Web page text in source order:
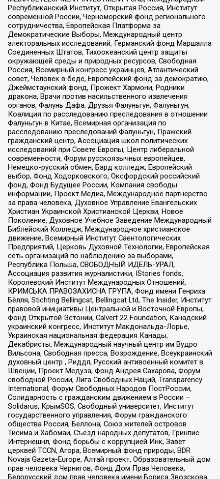
Республиканский Институт, Открытая Россия, Институт
современной России, Черноморский фонд регионального
сотрудничества, Европейская Платформа за
Демократические Выборы, Международный центр
электоральных исследований, Германский фонд Маршалла
Соединенных Штатов, Тихоокеанский центр защиты
окружающей среды и природных ресурсов, Свободная
Россия, Всемирный конгресс украинцев, Атлантический
совет, Человек в беде, Европейский фонд за демократию,
Джеймстаунский фонд, Прожект Хармони, Родники
дракона, Врачи против насильственного извлечения
органов, Фалунь Дафа, Друзья Фалуньгун, Фалуньгун,
Коалиция по расследованию преследования в отношении
Фалуньгун в Китае, Всемирная организация по
расследованию преследований Фалуньгун, Пражский
гражданский центр, Ассоциация школ политических
исследований при Совете Европы, Центр либеральной
современности, Форум русскоязычных европейцев,
Немецко-русский обмен, Бард колледж, Европейский
выбор, Фонд Ходорковского, Оксфордский российский
фонд, Фонд Будущее России, Компания свободы
информации, Проект Медиа, Международное партнерство
за права человека, Духовное Управление Евангельских
Христиан Украинской Христианской Церкви, Новое
Поколение, Духовное Учебное Заведение Международный
Библейский Колледж, Международное христианское
движение, Всемирный Институт Саентологических
Предприятий, Церковь Духовной Технологии, Европейская
сеть организаций по наблюдению за выборами,
Республика Польша, СВОБОДНЫЙ ИДЕЛЬ-УРАЛ,
Ассоциация развития журналистики, IStories fonds,
Королевский Институт Международных Отношений,
КРИМСЬКА ПРАВОЗАХИСНА ГРУПА, Фонд имени Генриха
Бёлля, Stichting Bellingcat, Bellingcat Ltd, The Insider, Институт
правовой инициативы Центральной и Восточной Европы,
Фонд Открытой Эстонии, Calvert 22 Foundation, Канадский
украинский конгресс, Институт Макдональда-Лорье,
Украинская национальная федерация Канады,
Декабристы, Международный научный центр им Вудро
Вильсона, Свободная пресса, Возрождение, Всеукраинский
духовный центр , Риддл, Русский антивоенный комитет в
Швеции, Проект Медуза, Фонд Андрея Сахарова, Форум
свободной России, Лига Свободных Наций, Transparеncy
International, Форум Свободных Народов ПостРоссии,
Солидарность с гражданским движением в России –
Solidarus, КрымSOS, Свободный университет, Институт
государственного управления, Форум гражданского
общества Россия, Беллона, Союз жителей островов
Тисима и Хабомаи, Съезд народных депутатов, Гринпис
Интернешнл, Фонд борьбы с коррупцией Инк, Завет
церквей TCCN, Агора, Всемирный фонд природы, BDR
Novaja Gazeta-Europe, Алтай проект, Образовательный дом
прав человека Чернигов, Фонд Дом Прав Человека,
Белорусский дом прав человека имени Бориса Звозскова,